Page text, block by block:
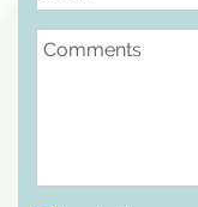
Comments